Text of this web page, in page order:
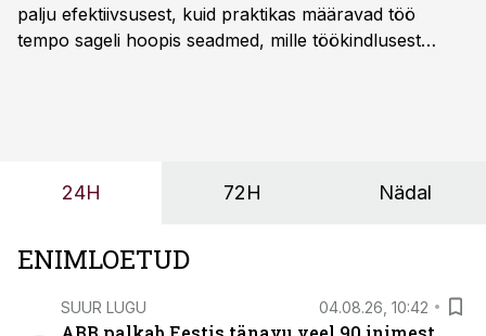
palju efektiivsusest, kuid praktikas määravad töö
tempo sageli hoopis seadmed, mille töökindlusest
24H 72H Nädal
ENIMLOETUD
SUUR LUGU 04.08.26, 10:42